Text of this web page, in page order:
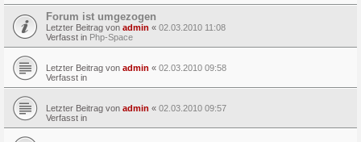
Forum ist umgezogen
Letzter Beitrag von admin « 02.03.2010 11:08
Verfasst in Php-Space
Letzter Beitrag von admin « 02.03.2010 09:58
Verfasst in
Letzter Beitrag von admin « 02.03.2010 09:57
Verfasst in